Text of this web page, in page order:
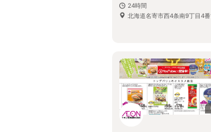
24時間
北海道名寄市西4条南9丁目4